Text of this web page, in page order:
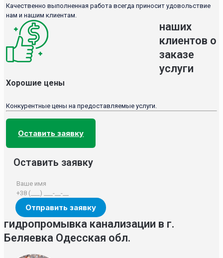
Качественно выполненная работа всегда приносит удовольствие
нам и нашим клиентам.
Хорошие цены
Конкурентные цены на предоставляемые услуги.
Оставить заявку
Оставить заявку
наших
клиентов о
заказе
услуги
гидропромывка канализации в г.
Беляевка Одесская обл.